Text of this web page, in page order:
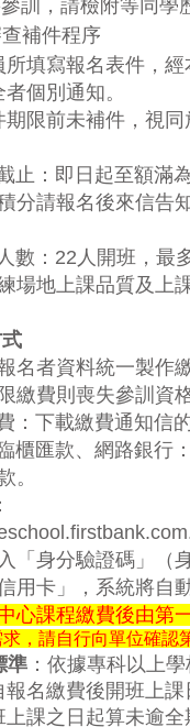
訓，請檢附等同學
補件程序
所填寫報名表件，
個別通知。
期限前未補件，視
止：即日起至額滿
分請報名後來信告
數： 22 人開班，最
場地上課品質及上
名者資料統一製作
繳費則喪失參訓資
：下載繳費通知信
櫃匯款、網路銀行：
。
「身分驗證碼」（
用卡」，系統將自
心課程繳費後由第
，請自行向單位確認
準 ：依據專科以上
報名繳費後開班上
上課之日起算未逾